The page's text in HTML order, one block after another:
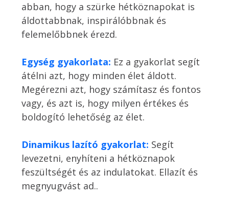
abban, hogy a szürke hétköznapokat is
áldottabbnak, inspirálóbbnak és
felemelőbbnek érezd.
Egység gyakorlata: Ez a gyakorlat segít
átélni azt, hogy minden élet áldott.
Megérezni azt, hogy számítasz és fontos
vagy, és azt is, hogy milyen értékes és
boldogító lehetőség az élet.
Dinamikus lazító gyakorlat: Segít
levezetni, enyhíteni a hétköznapok
feszültségét és az indulatokat. Ellazít és
megnyugvást ad..